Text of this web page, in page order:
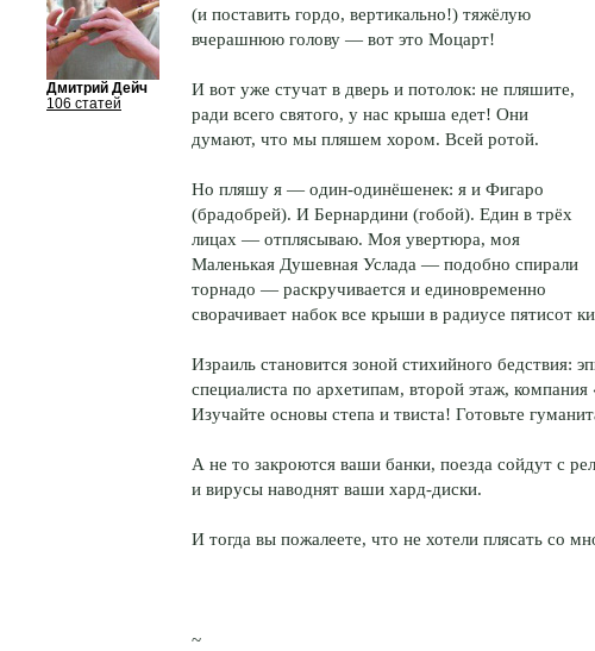
Дмитрий Дейч
106 статей
(и поставить гордо, вертикально!) тяжёлую
вчерашнюю голову — вот это Моцарт!
И вот уже стучат в дверь и потолок: не пляшите,
ради всего святого, у нас крыша едет! Они
думают, что мы пляшем хором. Всей ротой.
Но пляшу я — один-одинёшенек: я и Фигаро
(брадобрей). И Бернардини (гобой). Един в трёх
лицах — отплясываю. Моя увертюра, моя
Маленькая Душевная Услада — подобно спирали
торнадо — раскручивается и единовременно
сворачивает набок все крыши в радиусе пятисот
Израиль становится зоной стихийного бедствия:
специалиста по архетипам, второй этаж,
Изучайте основы степа и твиста! Готовьте
А не то закроются ваши банки, поезда сойдут с
и вирусы наводнят ваши хард-диски.
И тогда вы пожалеете, что не хотели плясать
~